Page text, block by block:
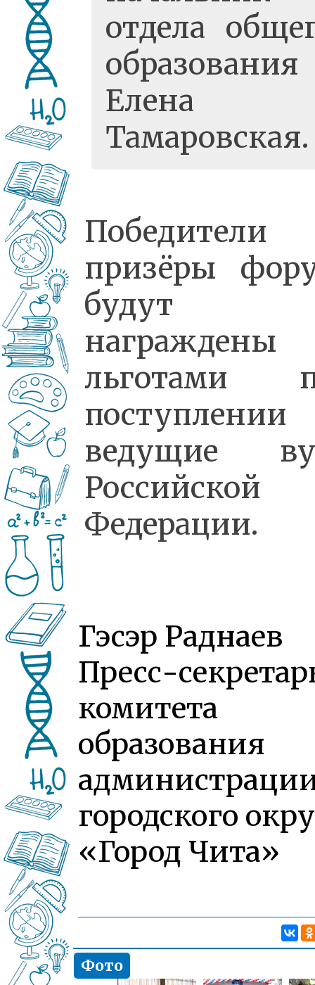
отдела
образования
Елена
Тамаровская.
призёры
будут
награждены
льготами
ведущие
Российской
Федерации.
Гэсэр Раднаев
Пресс-
комитета
образования
городского
«Город Чита»
Фото